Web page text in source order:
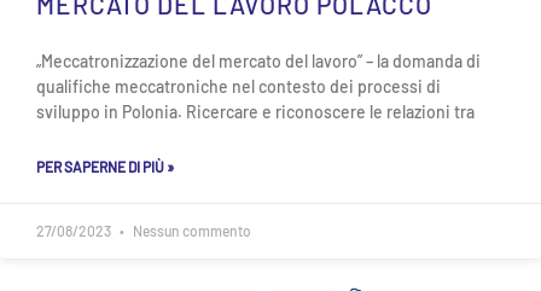
„Meccatronizzazione del mercato del lavoro” – la domanda di
qualifiche meccatroniche nel contesto dei processi di
sviluppo in Polonia. Ricercare e riconoscere le relazioni tra
PER SAPERNE DI PIÙ »
27/08/2023 Nessun commento